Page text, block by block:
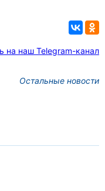
на наш Telegram-канал
Остальные новости